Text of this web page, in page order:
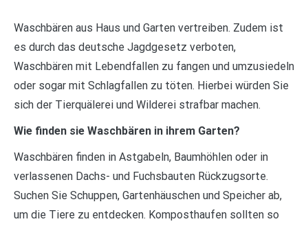
Waschbären aus Haus und Garten vertreiben. Zudem ist
es durch das deutsche Jagdgesetz verboten,
Waschbären mit Lebendfallen zu fangen und umzusiedeln
oder sogar mit Schlagfallen zu töten. Hierbei würden Sie
sich der Tierquälerei und Wilderei strafbar machen.
Wie finden sie Waschbären in ihrem Garten?
Waschbären finden in Astgabeln, Baumhöhlen oder in
verlassenen Dachs- und Fuchsbauten Rückzugsorte.
Suchen Sie Schuppen, Gartenhäuschen und Speicher ab,
um die Tiere zu entdecken. Komposthaufen sollten so